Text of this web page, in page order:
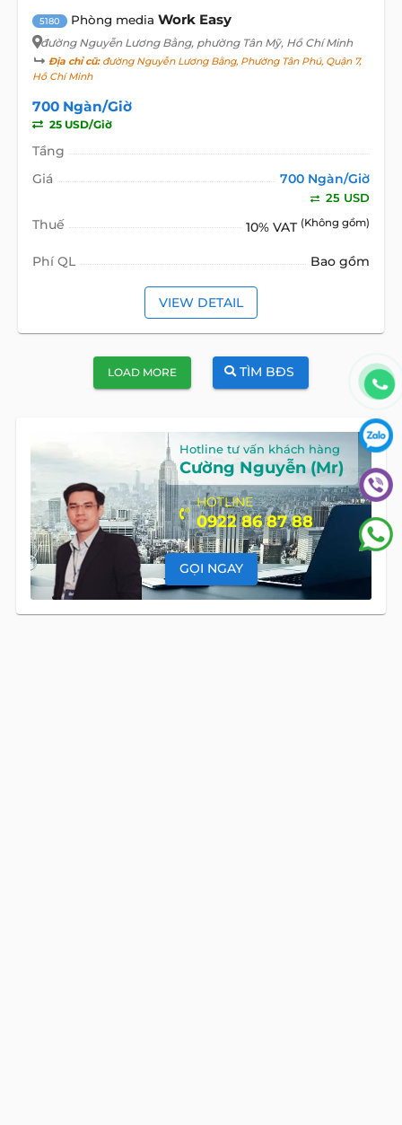
5180 Phòng media Work Easy
đường Nguyễn Lương Bằng, phường Tân Mỹ, Hồ Chí Minh
Địa chỉ cũ:đường Nguyễn Lương Bằng, Phường Tân Phú, Quận 7,
Hồ Chí Minh
700 Ngàn/Giờ
25 USD/Giờ
Tầng
Giá
700 Ngàn/Giờ
25 USD
Thuế 10% VAT (Không gồm)
Phí QL Bao gồm
VIEW DETAIL
LOAD MORE TÌM BĐS
Hotline tư vấn khách hàng
Cường Nguyễn (Mr)
HOTLINE
0922 86 87 88
GỌI NGAY